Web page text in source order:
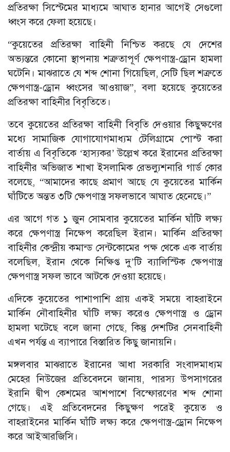
প্রতিরক্ষা সিস্টেমের মাধ্যমে আঘাত হানার আগেই সেগুলো
ধ্বংস করে ফেলা হয়েছে।
“কুয়েতের প্রতিরক্ষা বাহিনী নিশ্চিত করছে যে দেশের
অভ্যন্তরে কোনো স্থাপনায় শত্রুতাপূর্ণ ক্ষেপণাস্ত্র-ড্রোন হামলা
ঘটেনি। মাঝরাতে যে শব্দ শোনা গিয়েছিল, সেটি ছিল শত্রুতে
ক্ষেপণাস্ত্র-ড্রোন ধ্বংসের আওয়াজ”, বলা হয়েছে কুয়েতের
প্রতিরক্ষা বাহিনীর বিবৃতিতে।
তবে কুয়েতের প্রতিরক্ষা বাহিনী বিবৃতি দেওয়ার কিছুক্ষণের
মধ্যে সামাজিক যোগাযোগমাধ্যম টেলিগ্রামে পোস্ট করা
বার্তায় এ বিবৃতিকে ‘হাস্যকর’ উল্লেখ করে ইরানের প্রতিরক্ষা
বাহিনীর অভিজাত শাখা ইসলামিক রেভল্যুশনারি গার্ড কোর
বলেছে, “আমাদের কাছে প্রমাণ আছে যে কুয়েতের মার্কিন
ঘাঁটিতে অন্তত ৩টি ক্ষেপণাস্ত্র সফলভাবে আঘাত হেনেছে।”
এর আগে গত ১ জুন সোমবার কুয়েতের মার্কিন ঘাঁটি লক্ষ্য
করে ক্ষেপণাস্ত্র নিক্ষেপ করেছিল ইরান। মার্কিন প্রতিরক্ষা
বাহিনীর কেন্দ্রীয় কমান্ড সেন্টকোমের পক্ষ থেকে এক বার্তায়
বলেছিল, ইরান থেকে নিক্ষিপ্ত দু’টি ব্যালিস্টিক ক্ষেপণাস্ত্র
ক্ষেপণাস্ত্র সফল ভাবে আটকে দেওয়া হয়েছে।
এদিকে কুয়েতের পাশাপাশি প্রায় একই সময়ে বাহরাইনে
মার্কিন নৌবাহিনীর ঘাঁটি লক্ষ্য করেও ক্ষেপণাস্ত্র ও ড্রোন
হামলা ঘটেছে বলে জানা গেছে, কিন্তু দেশটির সেনবাহিনী
এখন পর্যন্ত এ ব্যাপারে বিস্তারিত কিছু জানায়নি।
মঙ্গলবার মাঝরাতে ইরানের আধা সরকারি সংবাদমাধ্যম
মেহের নিউজের প্রতিবেদনে জানায়, পারস্য উপসাগরের
ইরানি দ্বীপ কেশমের আশপাশে বিস্ফোরণের শব্দ শোনা
গেছে। এই প্রতিবেদনের কিছুক্ষণ পরেই কুয়েত ও
বাহরাইনের মার্কিন ঘাঁটি লক্ষ্য করে ক্ষেপণাস্ত্র-ড্রোন নিক্ষেপ
করে আইআরজিসি।